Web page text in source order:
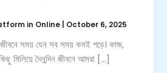
in Online October 6, 2025
সময় যেন সব সময় কমই পড়ে। কাজ,
মিলিয়ে দৈনন্দিন জীবনে আমরা […]